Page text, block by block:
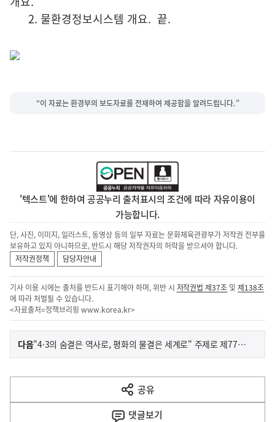
2. 물환경정보시스템 개요. 끝.
“이 자료는 환경부의 보도자료를 전재하여 제공함을 알려드립니다.”
'텍스트'에 한하여 공공누리 출처표시의 조건에 따라 자유이용이
가능합니다.
단, 사진, 이미지, 일러스트, 동영상 등의 일부 자료는 문화체육관광부가 저작권 전부를
보유하고 있지 아니하므로, 반드시 해당 저작권자의 허락을 받으셔야 합니다.
저작권정책
담당자안내
기사 이용 시에는 출처를 반드시 표기해야 하며, 위반 시 저작권법 제37조 및제138조
에 따라 처벌될 수 있습니다.
<자료출처=정책브리핑 www.korea.kr>
이
전
다
음
다음기
"4·3의 숨결은 역사로, 평화의 물결은 세계로" 주제로 제77주년 4·3희생자 추념식 개최
공유
열
기
댓글보기